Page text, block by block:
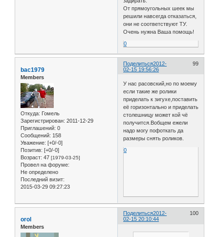
От прямоугольных шеек мы
решили навсегда отказаться,
они не соответствуют ТУ.
Очень нужна Ваша помощь!
0
Поделиться 99
2012-
02-15 19:56:26
bac1979
Members
Откуда: Гомель
Зарегистрирован: 2011-12-29
Приглашений: 0
Сообщений: 158
Уважение: [+0/-0]
Позитив: [+0/-0]
Возраст: 47 [1979-03-25]
Провел на форуме:
Не определено
Последний визит:
2015-03-29 09:27:23
У нас расовский,но по моему
если такие же ролики
приделать к зигухе,поставить
её горизонтально и приделать
столешницу может кой чё
получится.Вобщем ежели
надо могу пофоткать да
размеры снять роликов.
0
Поделиться 100
2012-
02-15 20:10:44
orol
Members